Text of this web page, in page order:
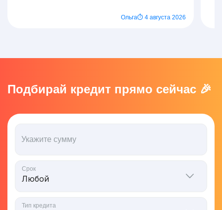
Ольга⏱ 4 августа 2026
Подбирай кредит прямо сейчас 🎉
Укажите сумму
Срок
Тип кредита